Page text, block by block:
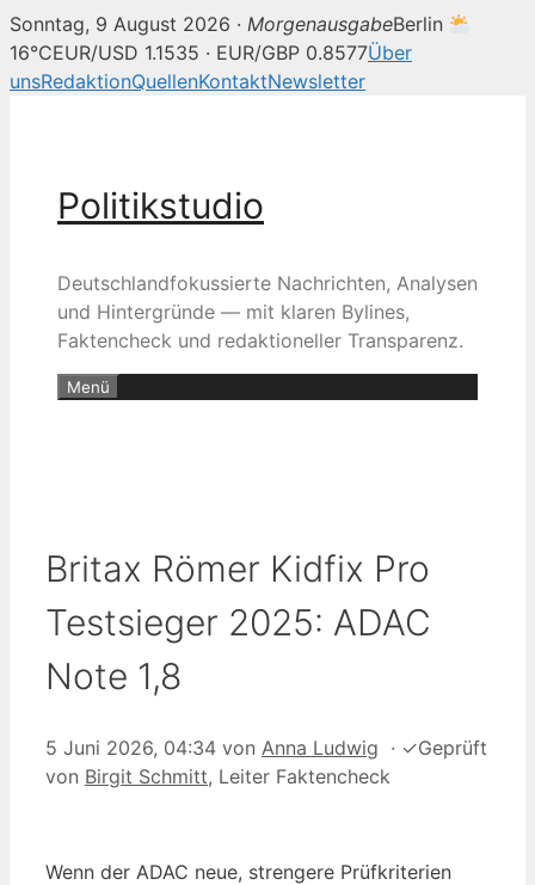
Sonntag, 9 August 2026 · MorgenausgabeBerlin
16°CEUR/USD 1.1535 · EUR/GBP 0.8577Über
unsRedaktionQuellenKontaktNewsletter
Politikstudio
Deutschlandfokussierte Nachrichten, Analysen
und Hintergründe — mit klaren Bylines,
Faktencheck und redaktioneller Transparenz.
Menü
Britax Römer Kidfix Pro
Testsieger 2025: ADAC
Note 1,8
5 Juni 2026, 04:34 von Anna Ludwig · ✓Geprüft
von Birgit Schmitt, Leiter Faktencheck
Wenn der ADAC neue, strengere Prüfkriterien